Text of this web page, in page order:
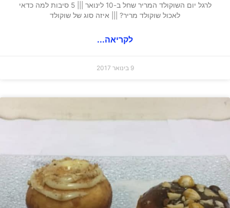
לרגל יום השוקולד המריר שחל ב-10 לינואר ||| 5 סיבות למה כדאי
לאכול שוקולד מריר? ||| איזה סוג של שוקולד
לקריאה...
9 בינואר 2017